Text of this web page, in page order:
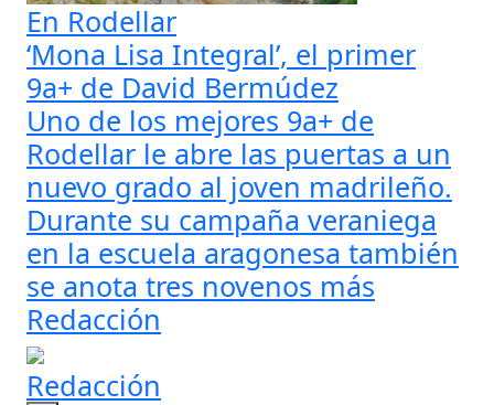
En Rodellar
‘Mona Lisa Integral’, el primer
9a+ de David Bermúdez
Uno de los mejores 9a+ de
Rodellar le abre las puertas a un
nuevo grado al joven madrileño.
Durante su campaña veraniega
en la escuela aragonesa también
se anota tres novenos más
Redacción
Redacción